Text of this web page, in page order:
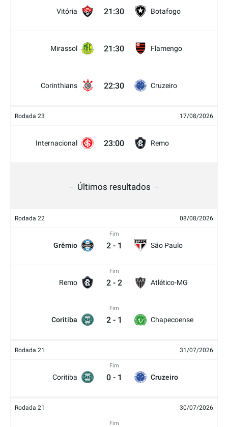
Vitória 21:30 Botafogo
Mirassol 21:30 Flamengo
Corinthians 22:30 Cruzeiro
Rodada 23 17/08/2026
Internacional 23:00 Remo
Últimos resultados
Rodada 22 08/08/2026
Grêmio
Fim
2 - 1 São Paulo
Remo
Fim
2 - 2 Atlético-MG
Coritiba
Fim
2 - 1 Chapecoense
Rodada 21 31/07/2026
Coritiba
Fim
0 - 1 Cruzeiro
Rodada 21 30/07/2026
Fim